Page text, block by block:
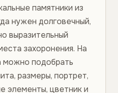
памятники из
нужен долговечный,
выразительный
захоронения. На
можно подобрать
размеры, портрет,
элементы, цветник и